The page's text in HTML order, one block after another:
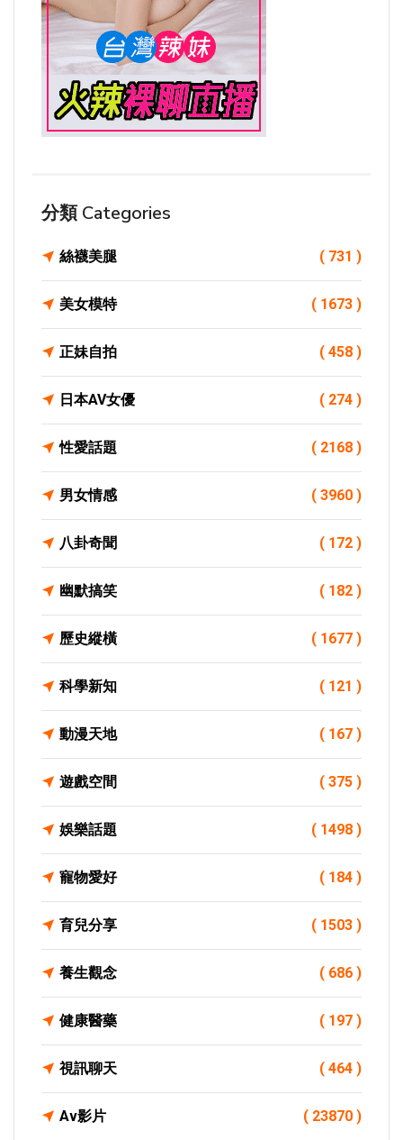
分類 Categories
絲襪美腿 ( 731 )
美女模特 ( 1673 )
正妹自拍 ( 458 )
日本AV女優 ( 274 )
性愛話題 ( 2168 )
男女情感 ( 3960 )
八卦奇聞 ( 172 )
幽默搞笑 ( 182 )
歷史縱橫 ( 1677 )
科學新知 ( 121 )
動漫天地 ( 167 )
遊戲空間 ( 375 )
娛樂話題 ( 1498 )
寵物愛好 ( 184 )
育兒分享 ( 1503 )
養生觀念 ( 686 )
健康醫藥 ( 197 )
視訊聊天 ( 464 )
Av影片 ( 23870 )